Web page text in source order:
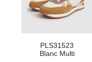
PLS31523
Blanc Multi